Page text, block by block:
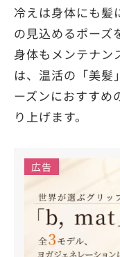
冷えは身体にも髪
の見込めるポーズ
身体もメンテナン
は、温活の「美髪
ーズンにおすすめ
り上げます。
広告